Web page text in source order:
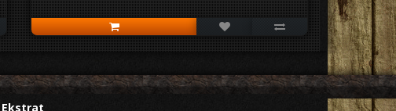
Ekstrat